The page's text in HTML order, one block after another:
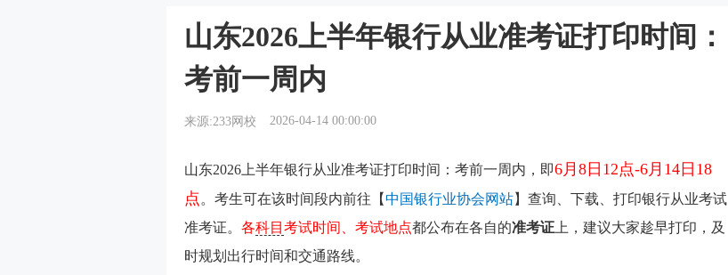
山东2026上半年银行从业准考证打印时间：
考前一周内
来源:233网校 2026-04-14 00:00:00
山东2026上半年银行从业准考证打印时间：考前一周内，即6月8日12点-6月14日18
点。 考生可在该时间段内前往 【中国银行业协会网站】查询、下载、 打印银行从业考试
准考证。 各科目 考试时间、考试地点都公布在各自的准考证 上，建议大家趁早打印，及
时规划出行时间和交通路线。